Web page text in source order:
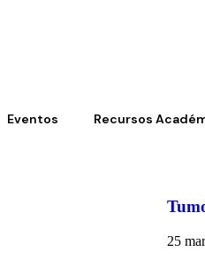
Eventos Recursos
25